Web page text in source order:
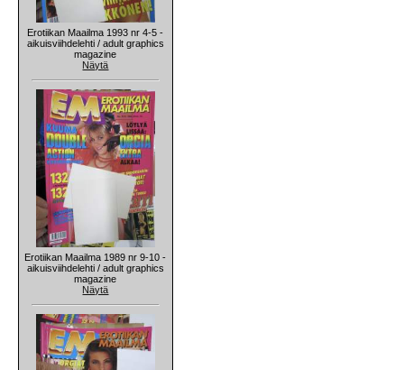
Erotiikan Maailma 1993 nr 4-5 -
aikuisviihdelehti / adult graphics
magazine
Näytä
Erotiikan Maailma 1989 nr 9-10 -
aikuisviihdelehti / adult graphics
magazine
Näytä